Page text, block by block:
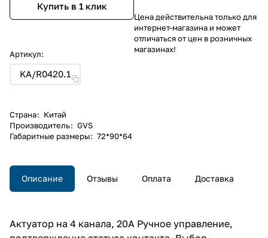
Купить в 1 клик
Артикул:
KA/R0420.1
Страна: Китай
Производитель: GVS
Габаритные размеры: 72*90*64
Цена действительна только для
интернет-магазина и может
отличаться от цен в розничных
магазинах!
Описание Отзывы Оплата Доставка
Актуатор на 4 канала, 20А Ручное управление,